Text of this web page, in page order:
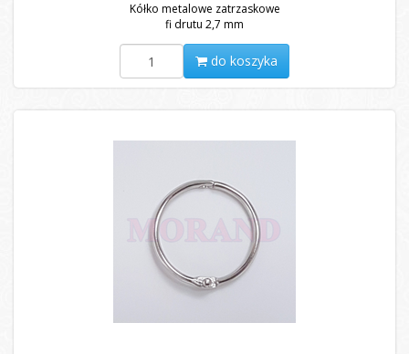
Kółko metalowe zatrzaskowe
fi drutu 2,7 mm
do koszyka